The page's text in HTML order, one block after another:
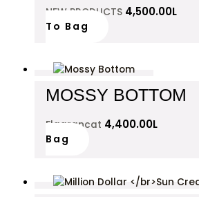
NEW PRODUCTS 4,500.00L
To Bag
MOSSY BOTTOM
Flagrancat 4,400.00L
Bag